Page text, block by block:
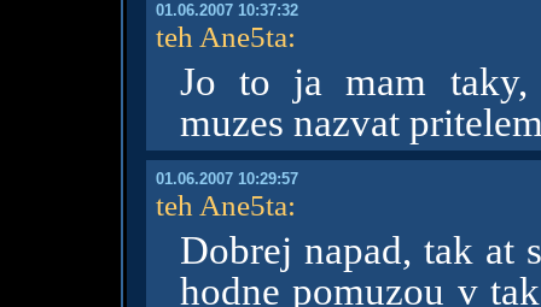
01.06.2007 10:37:32
teh Ane5ta:
Jo to ja mam taky,
muzes nazvat
01.06.2007 10:29:57
teh Ane5ta:
Dobrej napad, tak at
hodne pomuzou v